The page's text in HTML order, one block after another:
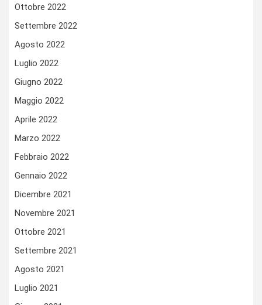
Ottobre 2022
Settembre 2022
Agosto 2022
Luglio 2022
Giugno 2022
Maggio 2022
Aprile 2022
Marzo 2022
Febbraio 2022
Gennaio 2022
Dicembre 2021
Novembre 2021
Ottobre 2021
Settembre 2021
Agosto 2021
Luglio 2021